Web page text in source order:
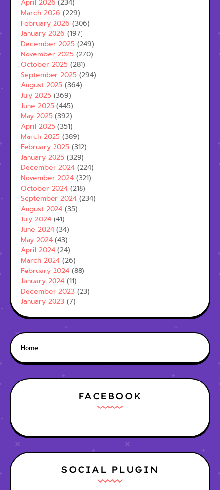
April 2026 (234)
March 2026 (229)
February 2026 (306)
January 2026 (197)
December 2025 (249)
November 2025 (270)
October 2025 (281)
September 2025 (294)
August 2025 (364)
July 2025 (369)
June 2025 (445)
May 2025 (392)
April 2025 (351)
March 2025 (389)
February 2025 (312)
January 2025 (329)
December 2024 (224)
November 2024 (321)
October 2024 (218)
September 2024 (234)
August 2024 (35)
July 2024 (41)
June 2024 (34)
May 2024 (43)
April 2024 (24)
March 2024 (26)
February 2024 (88)
January 2024 (11)
December 2023 (23)
January 2023 (7)
Home
FACEBOOK
SOCIAL PLUGIN